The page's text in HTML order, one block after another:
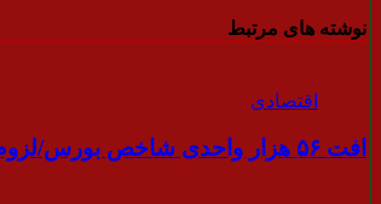
نوشته های مرتبط
اقتصادی
افت ۵۶ هزار واحدی شاخص بورس/لزوم پرهیز سهام‌داران از رفتار هیجانی